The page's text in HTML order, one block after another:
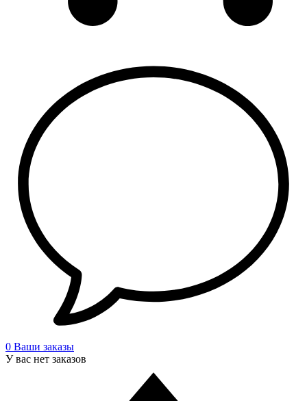
0 Ваши заказы
У вас нет заказов